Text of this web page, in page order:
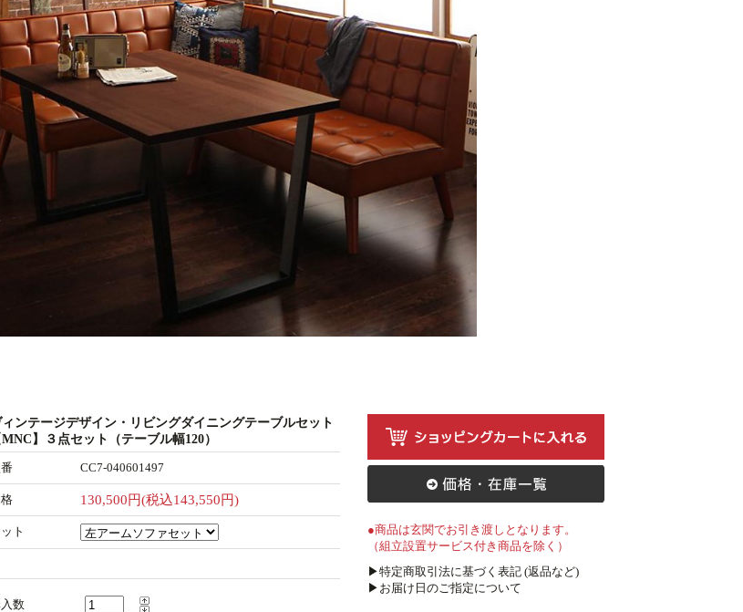
ィンテージデザイン・リビングダイニングテーブルセット
MNC】３点セット（テーブル幅120）
CC7-040601497
130,500円(税込143,550円)
ト
数
●商品は玄関でお引き渡しとなります。
（組立設置サービス付き商品を除く）
▶特定商取引法に基づく表記 (返品など)
▶お届け日のご指定について